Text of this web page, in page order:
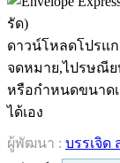
ดาวน์โหลดโปรแก
จดหมาย,ไปรษณี
หรือกำหนดขนาด
ได้เอง
ผู้พัฒนา : บรรเจิด